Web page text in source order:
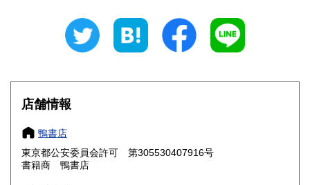
720円 福井県
滋賀県 780円 京都府
店舗情報
鴨書店
東京都公安委員会許可 第305530407916号
書籍商 鴨書店